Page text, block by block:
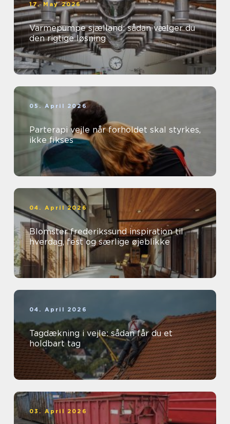
17. May 2026
Varmepumpe sjælland: sådan vælger du
den rigtige løsning
05. April 2026
Parterapi vejle når forholdet skal styrkes,
ikke fikses
04. April 2026
Blomster frederikssund inspiration til
hverdag, fest og særlige øjeblikke
04. April 2026
Tagdækning i vejle: sådan får du et
holdbart tag
03. April 2026